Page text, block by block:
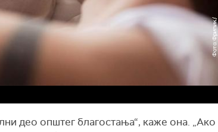
део општег благостања“, каже она. „Ако